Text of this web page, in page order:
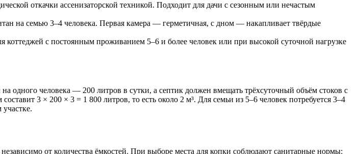
откачки ассенизаторской техникой. Подходит для дачи с сезонным или нечастым
на семью 3–4 человека. Первая камера — герметичная, с дном — накапливает твёрдые
с постоянным проживанием 5–6 и более человек или при высокой суточной нагрузке
одного человека — 200 литров в сутки, а септик должен вмещать трёхсуточный объём стоков с
3 × 200 × 3 = 1 800 литров, то есть около 2 м³. Для семьи из 5–6 человек потребуется 3–4
от количества ёмкостей. При выборе места для копки соблюдают санитарные нормы: